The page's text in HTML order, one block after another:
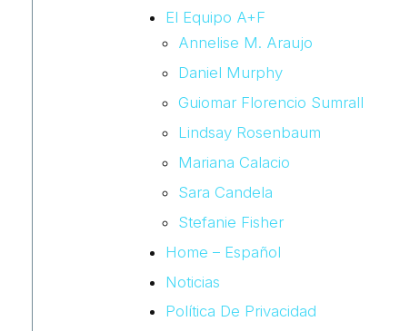
El Equipo A+F
Annelise M. Araujo
Daniel Murphy
Guiomar Florencio Sumrall
Lindsay Rosenbaum
Mariana Calacio
Sara Candela
Stefanie Fisher
Home – Español
Noticias
Política De Privacidad